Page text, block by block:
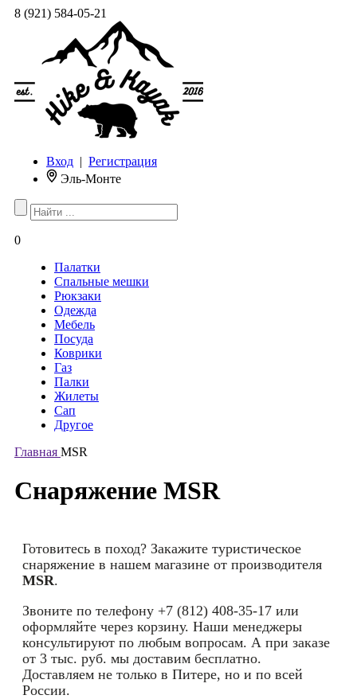
8 (921) 584-05-21
Вход | Регистрация
Эль-Монте
0
Палатки
Спальные мешки
Рюкзаки
Одежда
Мебель
Посуда
Коврики
Газ
Палки
Жилеты
Сап
Другое
Главная MSR
Снаряжение MSR
Готовитесь в поход? Закажите туристическое
снаряжение в нашем магазине от производителя
MSR.
Звоните по телефону +7 (812) 408-35-17 или
оформляйте через корзину. Наши менеджеры
консультируют по любым вопросам. А при заказе
от 3 тыс. руб. мы доставим бесплатно.
Доставляем не только в Питере, но и по всей
России.